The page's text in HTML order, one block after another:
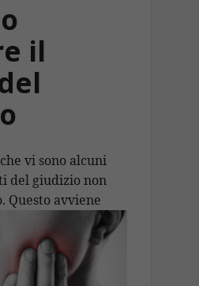
il
vi sono alcuni
del giudizio non
Questo avviene